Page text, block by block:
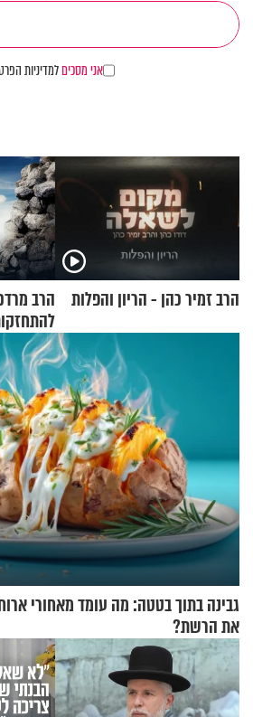
אני מסכיםלמדיניות
הרב זמיר כהן - הריון והפלות
הרב
גבינה בתוך בטטה: מה עומד מאחורי
את הרשת?